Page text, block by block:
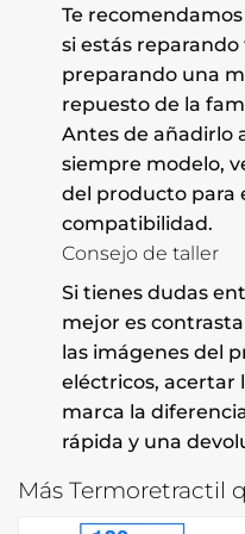
Te
si estás
preparando una
repuesto de la
Antes de añadirlo
siempre modelo,
del producto para
compatibilidad.
Consejo de taller
Si tienes dudas
mejor es
las imágenes del
eléctricos, acertar
marca la
rápida y una
Más Termoretractil